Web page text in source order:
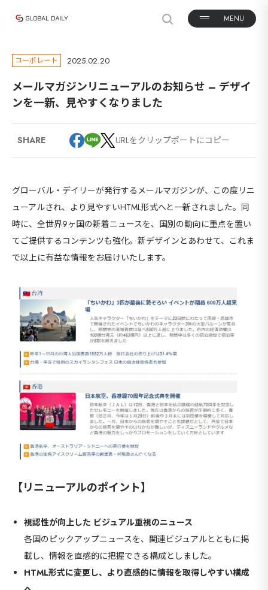
コーポレート 2025.02.20
メールマガジンリニューアルのお知らせ – デザイ
ンを一新、見やすくなりました
SHARE URLをクリップポートにコピー
グローバル・デイリーが発行するメールマガジンが、この度リニ
ューアルされ、より見やすいHTML形式へと一新されました。同
時に、全世界9ヶ国の新着ニュースを、国別の動向に重点を置い
てご提供するコンテンツも強化。新デザインとあわせて、これま
で以上に有益な情報をお届けいたします。
【リニューアルのポイント】
視認性が向上した ビジュアル重視のニュース
各国のピックアップニュースを、関連ビジュアルとともに掲
載し、情報を直感的に把握できる構成としました。
HTML形式に変更し、より直感的に情報を取得しやすい構成